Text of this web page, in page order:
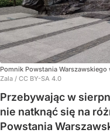
Pomnik Powstania Warszawskiego
Zala / CC BY-SA 4.0
Przebywając w
nie natknąć się na
Powstania